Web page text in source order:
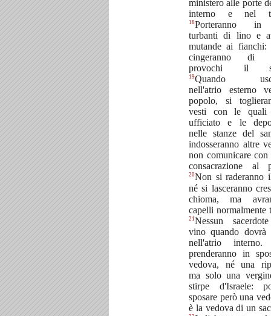
ministero alle porte
interno e nel
18Porteranno in
turbanti di lino e
mutande ai
cingeranno di
provochi il
19Quando
nell'atrio esterno
popolo, si
vesti con le quali
ufficiato e le
nelle stanze del
indosseranno altre
non comunicare con
consacrazione al
20Non si raderanno
né si lasceranno
chioma, ma
capelli normalmente
21 Nessun
vino quando dovrà
nell'atrio
prenderanno in
vedova, né una
ma solo una
stirpe d'Israele:
sposare però una
è la vedova di un